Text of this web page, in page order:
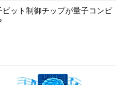
ット制御チップが量子コンピ